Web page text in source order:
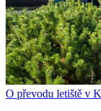
O převodu letiště v